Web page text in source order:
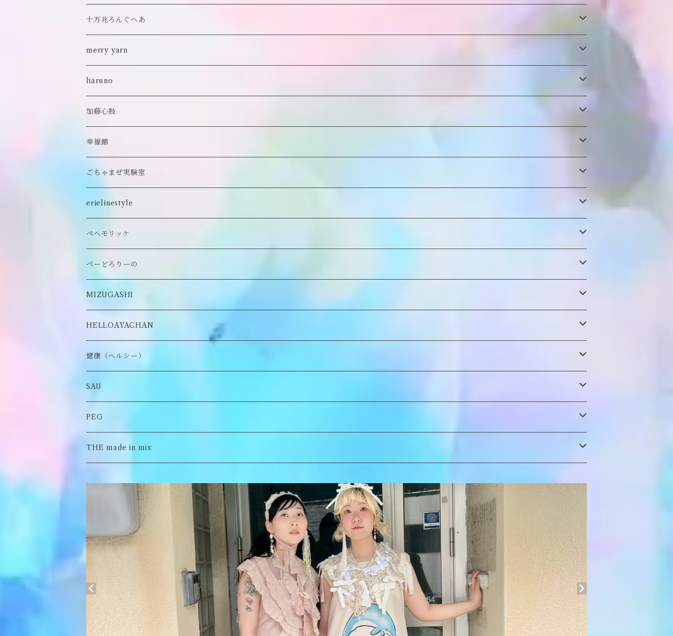
バブーシュカ
ポンチョ
ヘアアクセサリー
雑貨
キッズ
イヤカフ
チョーカー
ヘアバレッタ
付け襟
カードケース
刺繍キャップ
ロンT
Tシャツ
キーホルダー
ぬいぐるみ
クッション
アウター
パンツ
スカート
シューズ/サンダル
セットアップ
刺繍ポーチ
ブローチ
ぬいぐるみ
ぬいぐるみブローチ
ぬいぐるみリング
ぬいぐるみ鏡
ぬいぐるみキーホルダー
ぬいぐるみマフラー
ステッカー
ぬいぐるみヘアピン
缶バッヂ
ロンT
ステッカー・シール
チャーム
Tシャツ
イヤーマフラー
十万兆ろんぐへあ
ブローチ
マフラー
merry yarn
帽子
haruno
ヘアゴム
靴下
キーホルダー
加藤心鼓
ロンT
幸福館
トレーナー
ロンT
CAP
other
Tシャツ
ごちゃまぜ実験室
バッグ
アクセサリー
雑貨
erielinestyle
ピアス/イヤリング
ネックレス
マスクチェーン
ペヘモリッケ
帽子
キーホルダー
ブローチ
ぺーどろりーの
靴下
スタイ
MIZUGASHI
帽子
アクセサリー
HELLOAYACHAN
ピアス/イヤリング
健康（ヘルシー）
ロンT
スウェット/パーカー
Tシャツ
SAU
ロンT
スウェット/パーカー
PEG
キーチャーム
THE made in mix
がま口